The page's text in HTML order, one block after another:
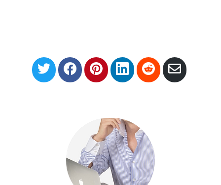
S
h
S
h
n
F
a
S
h
e
o
n
P
i
S
h
e
o
n
L
i
S
h
R
e
S
h